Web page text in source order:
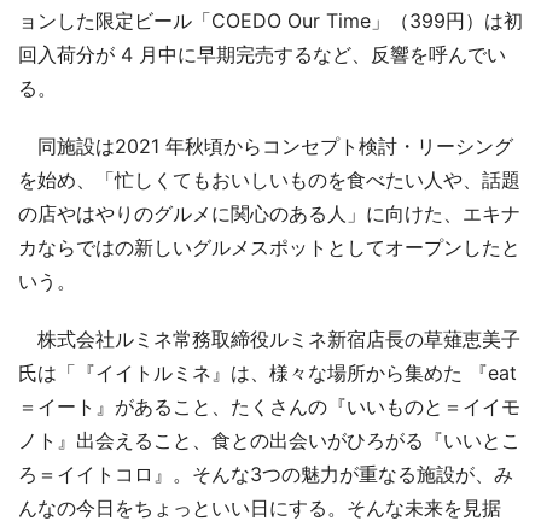
ョンした限定ビール「COEDO Our Time」（399円）は初
回入荷分が 4 月中に早期完売するなど、反響を呼んでい
る。
同施設は2021 年秋頃からコンセプト検討・リーシング
を始め、「忙しくてもおいしいものを食べたい人や、話題
の店やはやりのグルメに関心のある人」に向けた、エキナ
カならではの新しいグルメスポットとしてオープンしたと
いう。
株式会社ルミネ常務取締役ルミネ新宿店長の草薙恵美子
氏は「『イイトルミネ』は、様々な場所から集めた 『eat
＝イート』があること、たくさんの『いいものと＝イイモ
ノト』出会えること、食との出会いがひろがる『いいとこ
ろ＝イイトコロ』。そんな3つの魅力が重なる施設が、み
んなの今日をちょっといい日にする。そんな未来を見据